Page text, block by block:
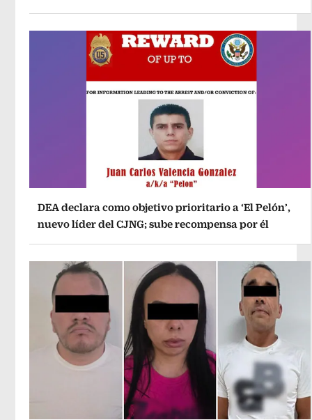
DEA declara como objetivo prioritario a ‘El Pelón’,
nuevo líder del CJNG; sube recompensa por él